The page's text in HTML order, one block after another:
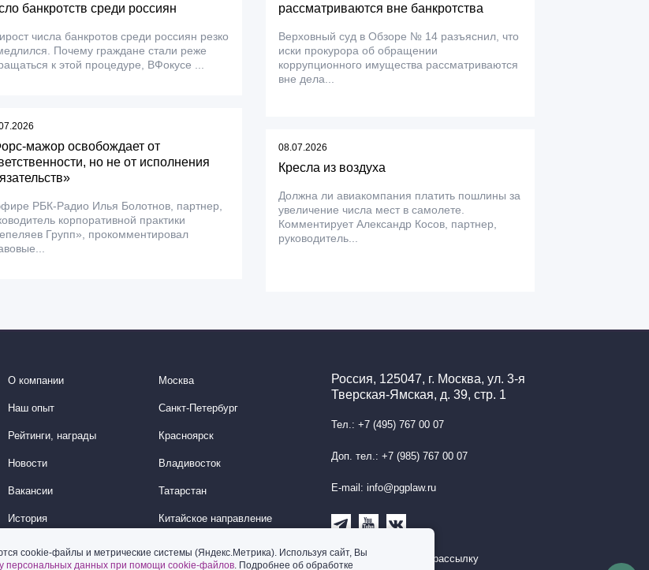
банкротств среди россиян
числа банкротов среди россиян резко
Почему граждане стали реже
к этой процедуре, ВФокусе ...
мажор освобождает от
но не от исполнения
РБК-Радио Илья Болотнов, партнер,
корпоративной практики
Групп», прокомментировал
рассматриваются вне банкротства
Верховный суд в Обзоре № 14 разъяснил, что
иски прокурора об обращении
коррупционного имущества рассматриваются
вне дела...
08.07.2026
Кресла из воздуха
Должна ли авиакомпания платить пошлины за
увеличение числа мест в самолете.
Комментирует Александр Косов, партнер,
руководитель...
О компании
Наш опыт
Рейтинги, награды
Новости
Вакансии
История
Москва
Санкт-Петербург
Красноярск
Владивосток
Татарстан
Китайское направление
Корейское направление
Россия, 125047, г. Москва, ул. 3-я
Тверская-Ямская, д. 39, стр. 1
Тел.: +7 (495) 767 00 07
Доп. тел.: +7 (985) 767 00 07
E-mail: info@pgplaw.ru
Подписаться на рассылку
cookie-файлы и метрические системы (Яндекс.Метрика). Используя сайт, Вы
персональных данных при помощи cookie-файлов. Подробнее об обработке